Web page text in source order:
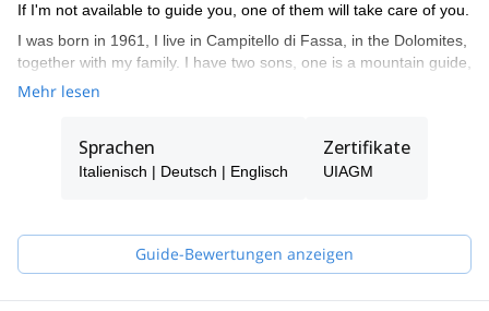
If I'm not available to guide you, one of them will take care of you.
I was born in 1961, I live in Campitello di Fassa, in the Dolomites,
together with my family. I have two sons, one is a mountain guide,
the other is a ski instructor. I am a certified mountain guide since
Being in the mountains has always been my passion, guiding
people, teaching them climbing, mountaineering... during the
frozen waterfalls.
My curriculum and professional mountaineering is made of many
ascents and some openings of routes in the Dolomites and the
Mehr lesen
Sprachen
Italienisch | Deutsch | Englisch
Zertifikate
UIAGM
Guide-Bewertungen anzeigen